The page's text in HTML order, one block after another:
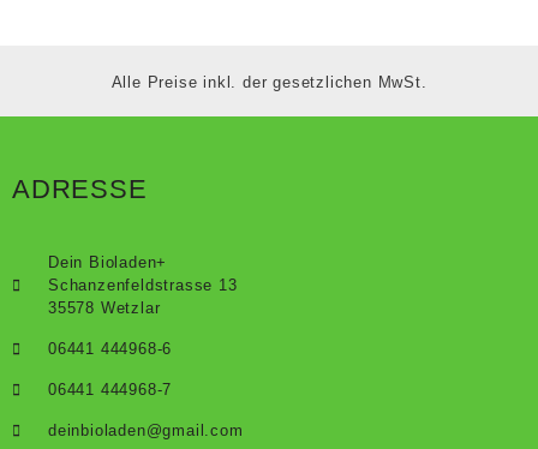
Alle Preise inkl. der gesetzlichen MwSt.
ADRESSE
Dein Bioladen+
Schanzenfeldstrasse 13
35578 Wetzlar
06441 444968-6
06441 444968-7
deinbioladen@gmail.com